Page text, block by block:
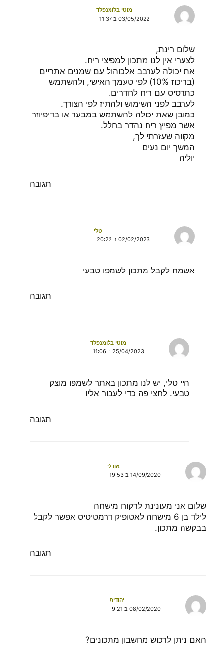
מוטי בלומנפלד
03/05/2022 ב 11:37
שלום רינת,
לצערי אין לנו מתכון למפיצי ריח.
את יכולה לערבב אלכוהול עם שמנים אתריים
(בריכוז 10%) לפי טעמך האישי, ולהשתמש
כתרסיס עם ריח לחדרים.
לערבב לפני השימוש ולהתיז לפי הצורך.
כמובן שאת יכולה להשתמש במבער או בדיפיוזר
אשר מפיץ ריח נהדר בחלל.
מקווה שעזרתי לך,
המשך יום נעים
יוליה
תגובה
טלי
02/02/2023 ב 20:22
אשמח לקבל מתכון לשמפו טבעי
תגובה
מוטי בלומנפלד
25/04/2023 ב 11:06
היי טלי, יש לנו מתכון באתר לשמפו מוצק
טבעי. לחצי פה כדי לעבור אליו
תגובה
אורלי
14/09/2020 ב 19:53
שלום אני מעונינת לרקוח מישחה
לילד בן 6 מישחה לאטופיק דרמטיטיס אפשר לקבל
בבקשה מתכון.
תגובה
יהודית
08/02/2020 ב 9:21
האם ניתן לרכוש מחשבון מתכונים?